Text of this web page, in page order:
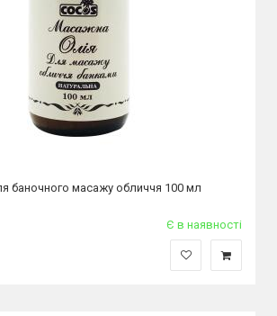
баночного масажу обличчя 100 мл
Є в наявності